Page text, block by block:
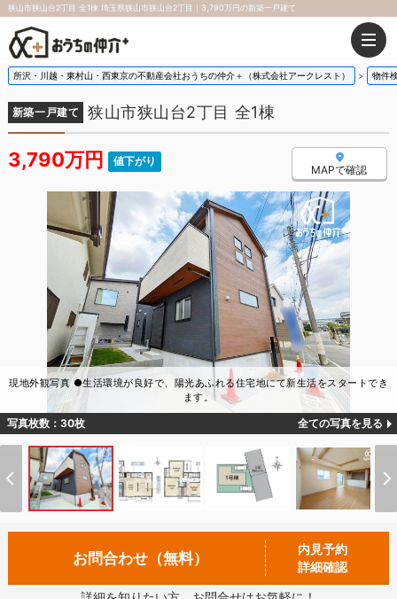
狭山市狭山台2丁目 全1棟 埼玉県狭山市狭山台2丁目｜3,790万円の新築一戸建て
所沢・川越・東村山・西東京の不動産会社おうちの仲介＋（株式会社アークレスト） 物件
新築一戸建て 狭山市狭山台2丁目 全1棟
3,790万円 値下がり
MAPで確認
現地外観写真 ●生活環境が良好で、陽光あふれる住宅地にて新生活をスタートでき
ます。
写真枚数：30枚 全ての写真を見る
お問合わせ（無料）
内見予約
詳細確認